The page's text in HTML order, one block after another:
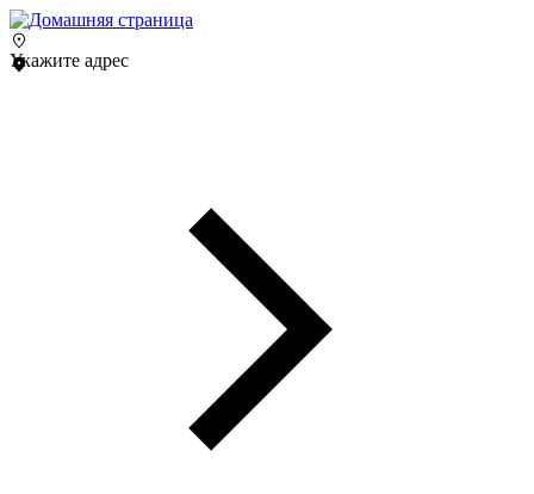
Укажите адрес